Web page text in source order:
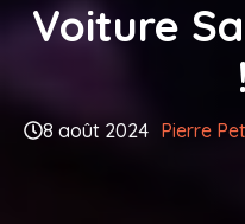
Voiture
!
8 août 2024 Pierre